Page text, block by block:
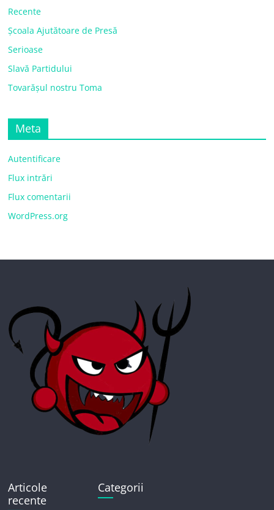
Recente
Școala Ajutătoare de Presă
Serioase
Slavă Partidului
Tovarășul nostru Toma
Meta
Autentificare
Flux intrări
Flux comentarii
WordPress.org
Articole
recente
Categorii